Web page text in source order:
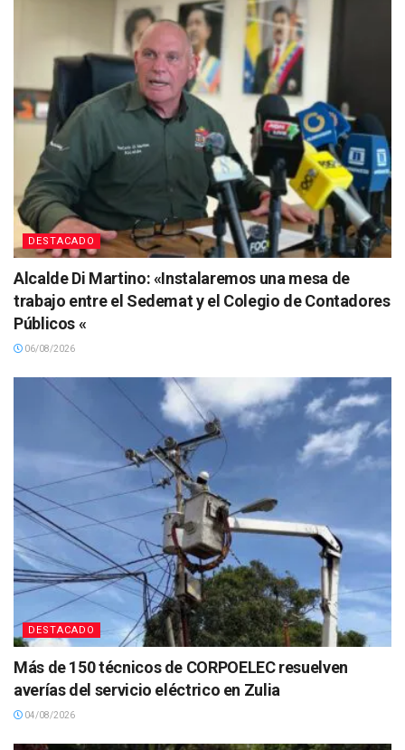
DESTACADO
Alcalde Di Martino: «Instalaremos una mesa de
trabajo entre el Sedemat y el Colegio de Contadores
Públicos «
06/08/2026
DESTACADO
Más de 150 técnicos de CORPOELEC resuelven
averías del servicio eléctrico en Zulia
04/08/2026